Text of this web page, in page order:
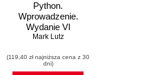
Python.
Wprowadzenie.
Wydanie VI
Mark Lutz
(119,40 zł najniższa cena z 30
dni)